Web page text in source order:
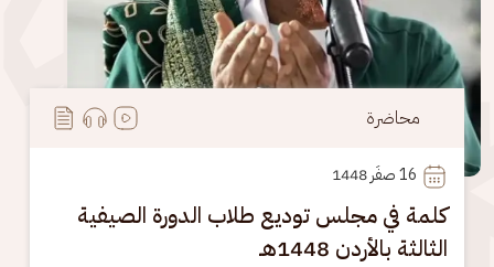
محاضرة
16 صفَر 1448
كلمة في مجلس توديع طلاب الدورة الصيفية
الثالثة بالأردن 1448هـ